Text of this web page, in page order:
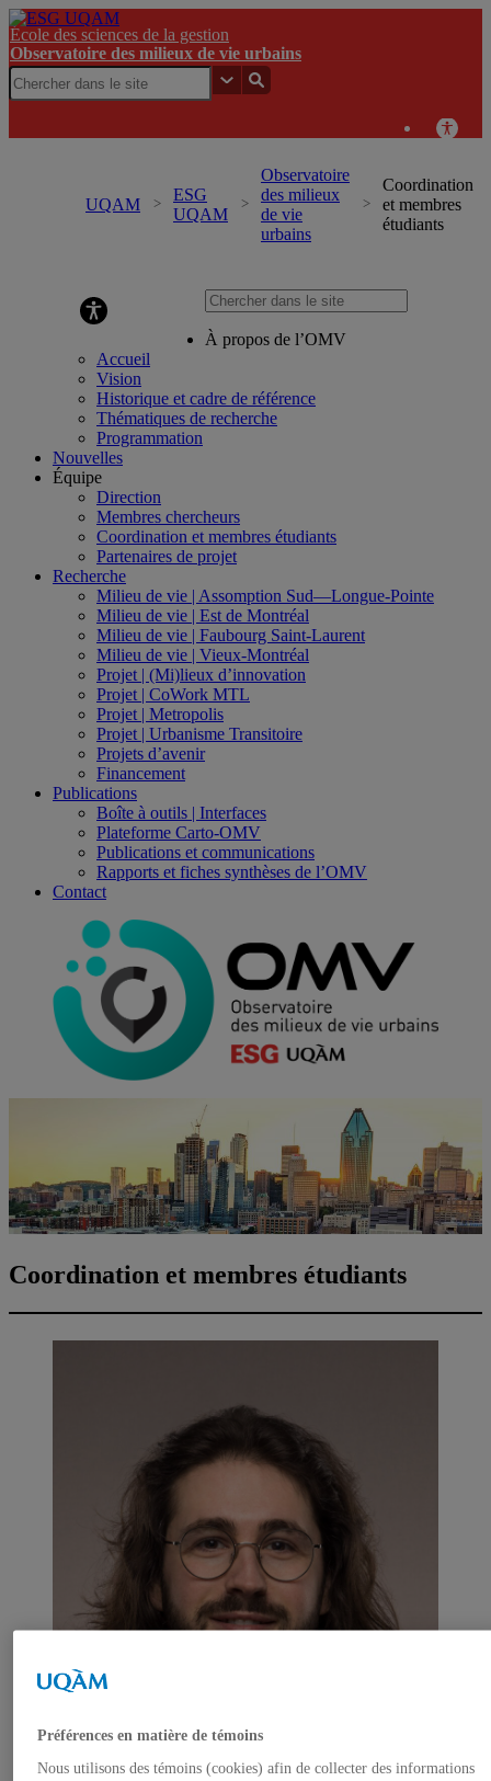
École des sciences de la gestion
Observatoire des milieux de vie urbains
UQAM
ESG
UQAM
Observatoire
des milieux
de vie
urbains
Coordination
et membres
étudiants
À propos de l’OMV
Accueil
Vision
Historique et cadre de référence
Thématiques de recherche
Programmation
Nouvelles
Équipe
Direction
Membres chercheurs
Coordination et membres étudiants
Partenaires de projet
Recherche
Milieu de vie | Assomption Sud—Longue-Pointe
Milieu de vie | Est de Montréal
Milieu de vie | Faubourg Saint-Laurent
Milieu de vie | Vieux-Montréal
Projet | (Mi)lieux d’innovation
Projet | CoWork MTL
Projet | Metropolis
Projet | Urbanisme Transitoire
Projets d’avenir
Financement
Publications
Boîte à outils | Interfaces
Plateforme Carto-OMV
Publications et communications
Rapports et fiches synthèses de l’OMV
Contact
Coordination et membres étudiants
Préférences en matière de témoins
Nous utilisons des témoins (cookies) afin de collecter des informations